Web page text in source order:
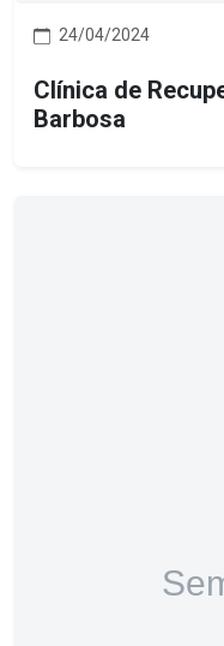
24/04/2024
Clínica de
Barbosa